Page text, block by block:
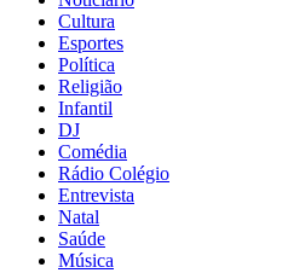
Cultura
Esportes
Política
Religião
Infantil
DJ
Comédia
Rádio Colégio
Entrevista
Natal
Saúde
Música